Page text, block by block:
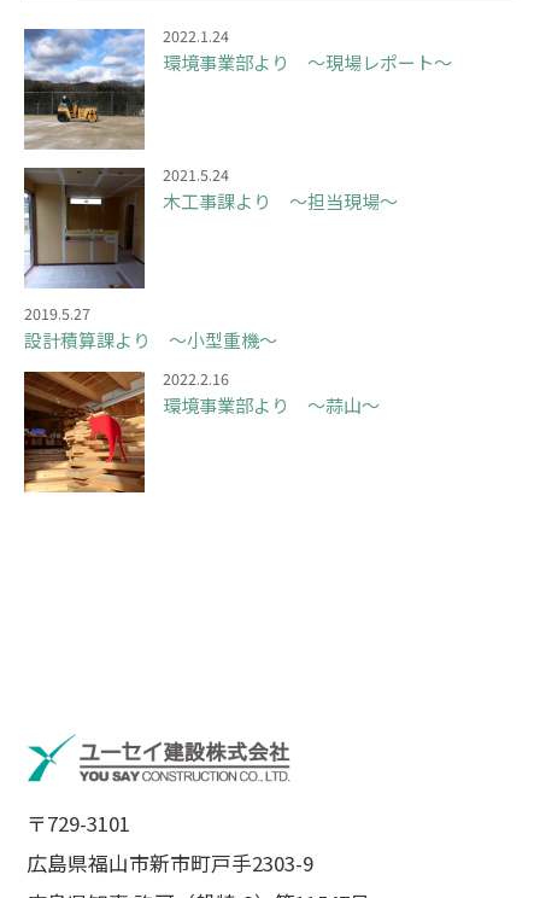
2022.1.24
環境事業部より ～現場レポート～
2021.5.24
木工事課より ～担当現場～
2019.5.27
設計積算課より ～小型重機～
2022.2.16
環境事業部より ～蒜山～
〒729-3101
広島県福山市新市町戸手2303-9